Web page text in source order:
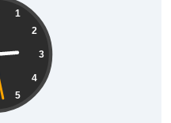
1
2
3
4
5